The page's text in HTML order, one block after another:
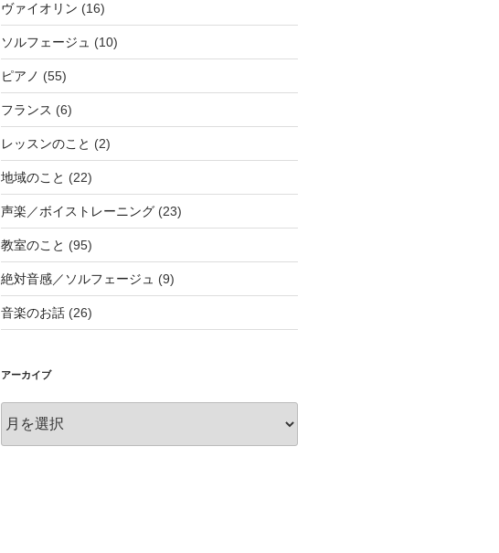
ヴァイオリン (16)
ソルフェージュ (10)
ピアノ (55)
フランス (6)
レッスンのこと (2)
地域のこと (22)
声楽／ボイストレーニング(23)
教室のこと (95)
絶対音感／ソルフェージュ (9)
音楽のお話(26)
アーカイブ
ー